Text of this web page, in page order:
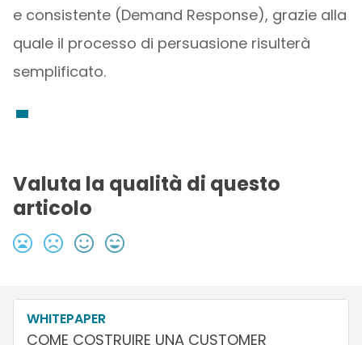
e consistente (Demand Response), grazie alla
quale il processo di persuasione risulterà
semplificato.
Valuta la qualità di questo
articolo
WHITEPAPER
COME COSTRUIRE UNA CUSTOMER